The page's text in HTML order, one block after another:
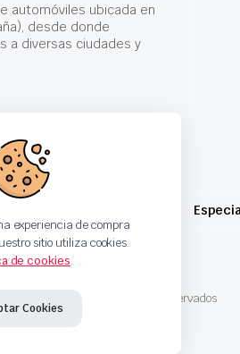
automóviles ubicada en
desde donde
a diversas ciudades y
Autoparts. Todos los derechos reservados
experiencia de compra
sitio utiliza cookies.
de cookies.
Cookies